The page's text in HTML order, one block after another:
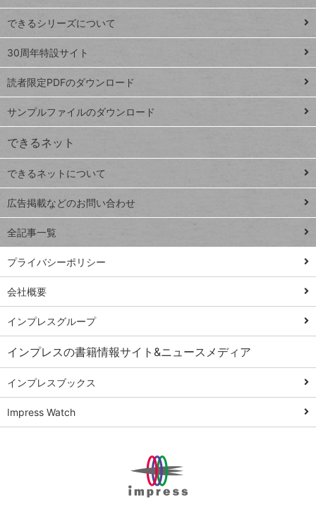
ド
Google
スプレ
ッドシ
ート
iPhone
VLOOKUP
close
閉じ
る
ト
ッ
プ
ペ
ジ
連載
Excel Q&A
トイアンナ流仕
事術
PowerAutomate
ではじめる業務
の完全自動化
AI議事録作成術
Windows 11
Q&A
Teams踏み込み
活用術
Excel講師の仕事
術
できるシリーズについて
30周年特設サイト
読者限定PDFのダウンロード
サンプルファイルのダウンロード
できるネット
できるネットについて
広告掲載などのお問い合わせ
全記事一覧
プライバシーポリシー
会社概要
インプレスグループ
インプレスの書籍情報サイト&ニュースメディア
インプレスブックス
Impress Watch